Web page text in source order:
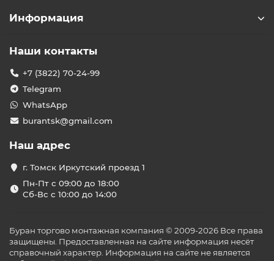
Информация
Наши контакты
+7 (3822) 70-24-99
Telegram
WhatsApp
burantsk@gmail.com
Наш адрес
г. Томск Иркутский проезд 1
Пн-Пт с 09:00 до 18:00
Сб-Вс с 10:00 до 14:00
Буран торгово монтажная компания © 2009-2026 Все права
защищены. Предоставленная на сайте информация несёт
справочный характер. Информация на сайте не является